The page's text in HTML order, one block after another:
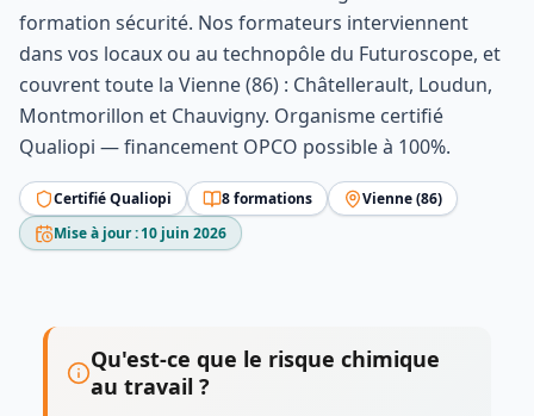
formation sécurité. Nos formateurs interviennent
dans vos locaux ou au technopôle du Futuroscope, et
couvrent toute la Vienne (86) : Châtellerault, Loudun,
Montmorillon et Chauvigny. Organisme certifié
Qualiopi — financement OPCO possible à 100%.
Certifié Qualiopi 8formations Vienne(86)
Mise à jour :10 juin 2026
Qu'est-ce que le risque chimique
au travail ?